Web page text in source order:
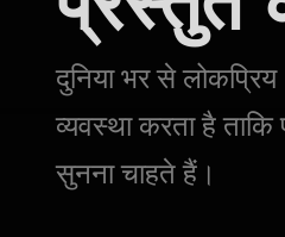
दुनिया भर से
व्यवस्था करता है
सुनना चाहते हैं।